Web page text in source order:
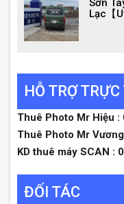
Lạc【
HỖ TRỢ TRỰC
Thuê Photo Mr Hiệu
Thuê Photo Mr
KD thuê máy SCAN :
ĐỐI TÁC